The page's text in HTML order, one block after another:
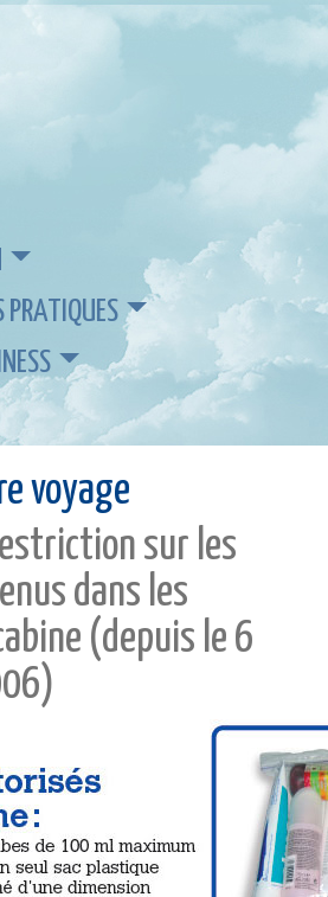
PRATIQUES
voyage
sur les
dans les
(depuis le 6